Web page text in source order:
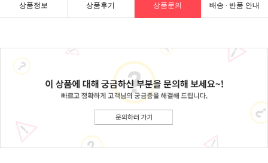
상품정보 상품후기 상품문의 배송 · 반품 안내